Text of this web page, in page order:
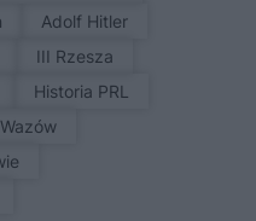
Adolf Hitler
III Rzesza
Historia PRL
Wazów